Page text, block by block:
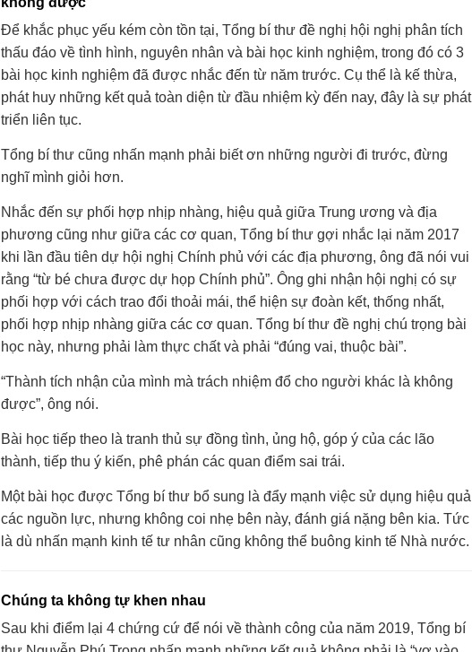
Để khắc phục yếu kém còn tồn tại, Tổng bí thư đề nghị hội nghị phân tích
thấu đáo về tình hình, nguyên nhân và bài học kinh nghiệm, trong đó có 3
bài học kinh nghiệm đã được nhắc đến từ năm trước. Cụ thể là kế thừa,
phát huy những kết quả toàn diện từ đầu nhiệm kỳ đến nay, đây là sự phát
triển liên tục.
Tổng bí thư cũng nhấn mạnh phải biết ơn những người đi trước, đừng
nghĩ mình giỏi hơn.
Nhắc đến sự phối hợp nhịp nhàng, hiệu quả giữa Trung ương và địa
phương cũng như giữa các cơ quan, Tổng bí thư gợi nhắc lại năm 2017
khi lần đầu tiên dự hội nghị Chính phủ với các địa phương, ông đã nói vui
rằng “từ bé chưa được dự họp Chính phủ”. Ông ghi nhận hội nghị có sự
phối hợp với cách trao đổi thoải mái, thể hiện sự đoàn kết, thống nhất,
phối hợp nhịp nhàng giữa các cơ quan. Tổng bí thư đề nghị chú trọng bài
học này, nhưng phải làm thực chất và phải “đúng vai, thuộc bài”.
“Thành tích nhận của mình mà trách nhiệm đổ cho người khác là không
được”, ông nói.
Bài học tiếp theo là tranh thủ sự đồng tình, ủng hộ, góp ý của các lão
thành, tiếp thu ý kiến, phê phán các quan điểm sai trái.
Một bài học được Tổng bí thư bổ sung là đẩy mạnh việc sử dụng hiệu quả
các nguồn lực, nhưng không coi nhẹ bên này, đánh giá nặng bên kia. Tức
là dù nhấn mạnh kinh tế tư nhân cũng không thể buông kinh tế Nhà nước.
Chúng ta không tự khen nhau
Sau khi điểm lại 4 chứng cứ để nói về thành công của năm 2019, Tổng bí